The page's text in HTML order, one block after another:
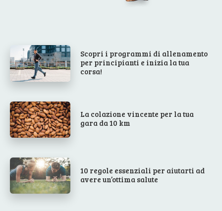
Scopri i programmi di allenamento
per principianti e inizia la tua
corsa!
La colazione vincente per la tua
gara da 10 km
10 regole essenziali per aiutarti ad
avere un’ottima salute